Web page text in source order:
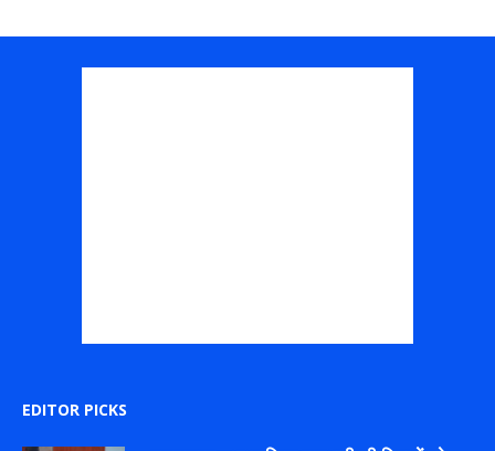
EDITOR PICKS